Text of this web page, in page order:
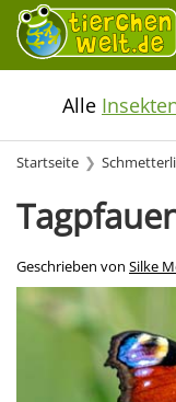
Alle
Startseite
Geschrieben von Silke